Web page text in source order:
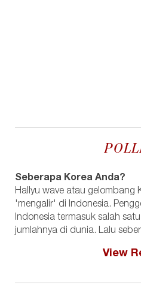
Seberapa Korea Anda?
Hallyu wave atau gelombang
'mengalir' di Indonesia.
Indonesia termasuk salah
jumlahnya di dunia. Lalu
View